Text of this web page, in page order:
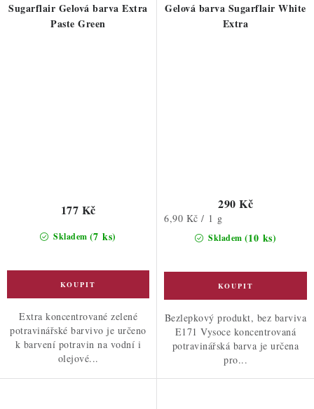
Sugarflair Gelová barva Extra
Paste Green
Skladem (7 ks)
177 Kč
Extra koncentrované zelené
potravinářské barvivo je určeno
k barvení potravin na vodní i
olejové...
Gelová barva Sugarflair White
Extra
Skladem (10 ks)
290 Kč
Měrná
6,90 Kč / 1 g
Bezlepkový produkt, bez barviva
E171 Vysoce koncentrovaná
potravinářská barva je určena
pro...